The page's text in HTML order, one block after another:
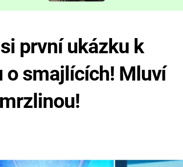
první ukázku k
smajlících! Mluví